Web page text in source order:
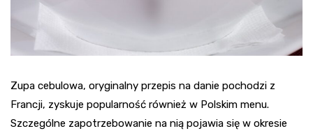
Zupa cebulowa, oryginalny przepis na danie pochodzi z
Francji, zyskuje popularność również w Polskim menu.
Szczególne zapotrzebowanie na nią pojawia się w okresie